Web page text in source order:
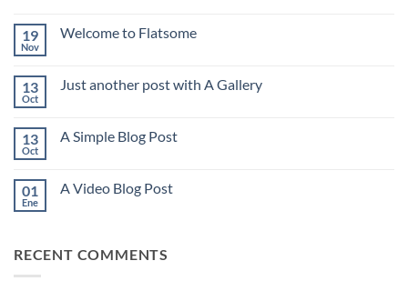
19
Nov
Welcome to Flatsome
en
13
Oct
Just another post with A Gallery
en
with
A
13
Oct
A Simple Blog Post
en
01
Ene
A Video Blog Post
A
RECENT COMMENTS